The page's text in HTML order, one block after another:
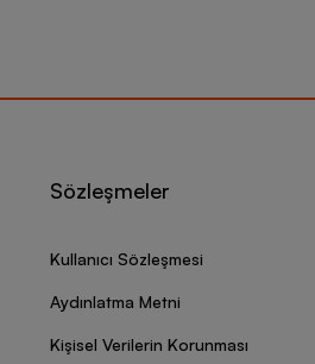
Sözleşmeler
Kullanıcı Sözleşmesi
Aydınlatma Metni
Kişisel Verilerin Korunması